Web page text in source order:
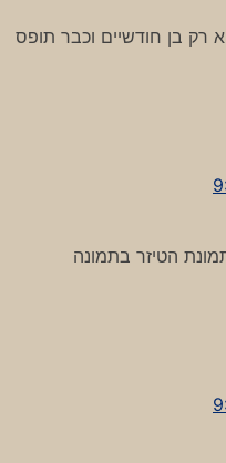
רק בן חודשיים וכבר תופס
הטיזר בתמונה